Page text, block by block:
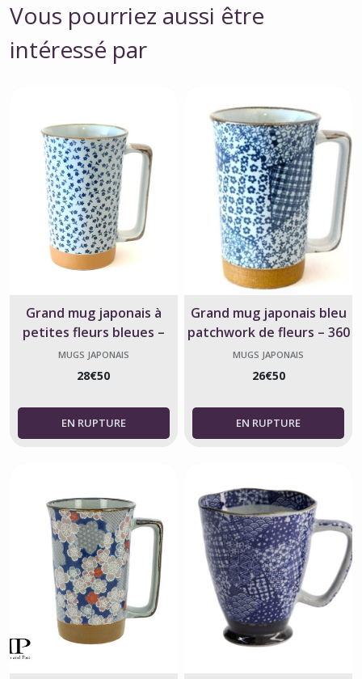
Vous pourriez aussi être
intéressé par
Grand mug japonais à
petites fleurs bleues –
Céramique du Japon
MUGS JAPONAIS
28€50
Grand mug japonais bleu
patchwork de fleurs – 360
ml
MUGS JAPONAIS
26€50